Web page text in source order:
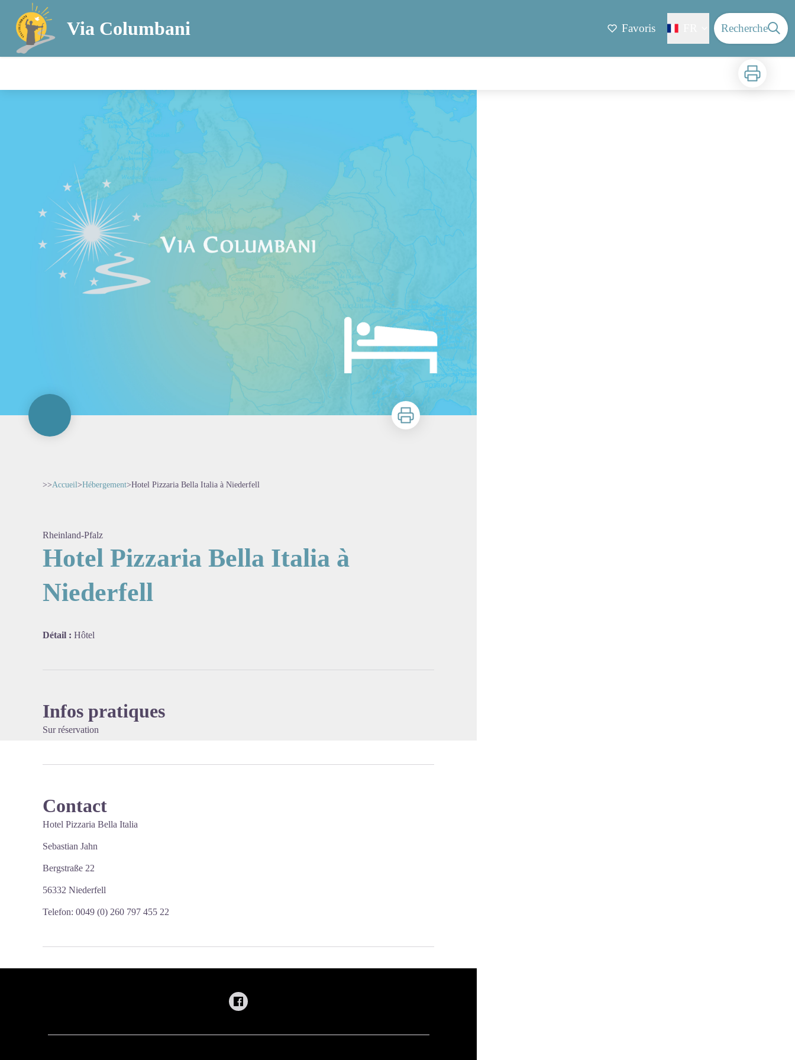
Via Columbani Favoris Recherche
Imprimer
Imprimer
>>Accueil>Hébergement>Hotel Pizzaria Bella Italia à Niederfell
Rheinland-Pfalz
Hotel Pizzaria Bella Italia à
Niederfell
Détail : Hôtel
Infos pratiques
Sur réservation
Contact
Hotel Pizzaria Bella Italia
Sebastian Jahn
Bergstraße 22
56332 Niederfell
Telefon: 0049 (0) 260 797 455 22